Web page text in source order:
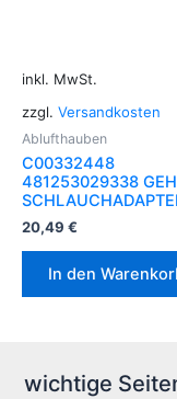
inkl. MwSt.
zzgl. Versandkosten
Ablufthauben
C00332448
481253029338
20,49 €
In den
wichtige